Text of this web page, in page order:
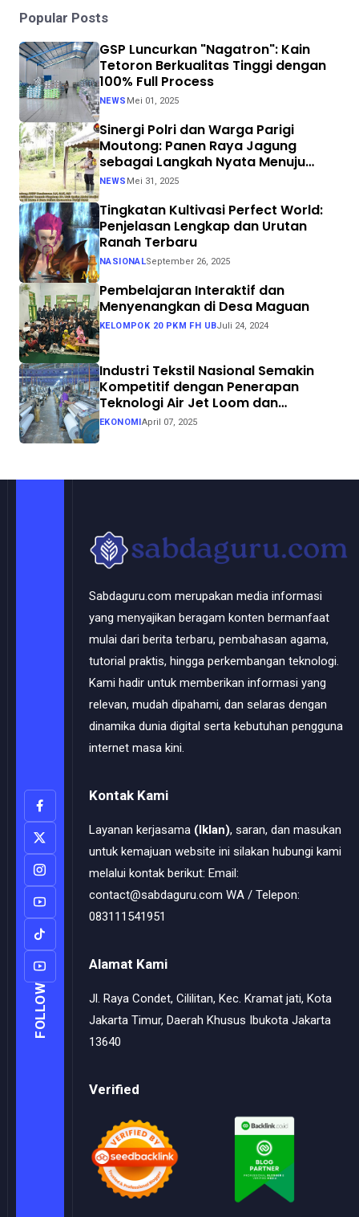
Popular Posts
GSP Luncurkan "Nagatron": Kain
Tetoron Berkualitas Tinggi dengan
100% Full Process
NEWS Mei 01, 2025
Sinergi Polri dan Warga Parigi
Moutong: Panen Raya Jagung
sebagai Langkah Nyata Menuju
Swasembada Pangan
NEWS Mei 31, 2025
Tingkatan Kultivasi Perfect World:
Penjelasan Lengkap dan Urutan
Ranah Terbaru
NASIONALSeptember 26, 2025
Pembelajaran Interaktif dan
Menyenangkan di Desa Maguan
KELOMPOK 20 PKM FH UBJuli 24, 2024
Industri Tekstil Nasional Semakin
Kompetitif dengan Penerapan
Teknologi Air Jet Loom dan
Continuous Dyeing di CV. Garuda
Solo Perkasa
EKONOMIApril 07, 2025
FOLLOW
Sabdaguru.com merupakan media informasi
yang menyajikan beragam konten bermanfaat
mulai dari berita terbaru, pembahasan agama,
tutorial praktis, hingga perkembangan teknologi.
Kami hadir untuk memberikan informasi yang
relevan, mudah dipahami, dan selaras dengan
dinamika dunia digital serta kebutuhan pengguna
internet masa kini.
Kontak Kami
Layanan kerjasama (Iklan), saran, dan masukan
untuk kemajuan website ini silakan hubungi kami
melalui kontak berikut: Email:
contact@sabdaguru.com WA / Telepon:
083111541951
Alamat Kami
Jl. Raya Condet, Cililitan, Kec. Kramat jati, Kota
Jakarta Timur, Daerah Khusus Ibukota Jakarta
13640
Verified